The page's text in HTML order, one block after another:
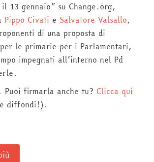
13 gennaio” su Change.org,
Pippo Civati e Salvatore Valsallo,
di una proposta di
le primarie per i Parlamentari,
impegnati all’interno nel Pd
Puoi firmarla anche tu? Clicca qui
diffondi!).